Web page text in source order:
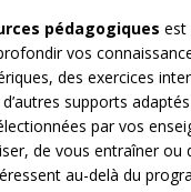
pédagogiques est
vos
des exercices
supports
par vos
de vous entraîner ou
au-delà du